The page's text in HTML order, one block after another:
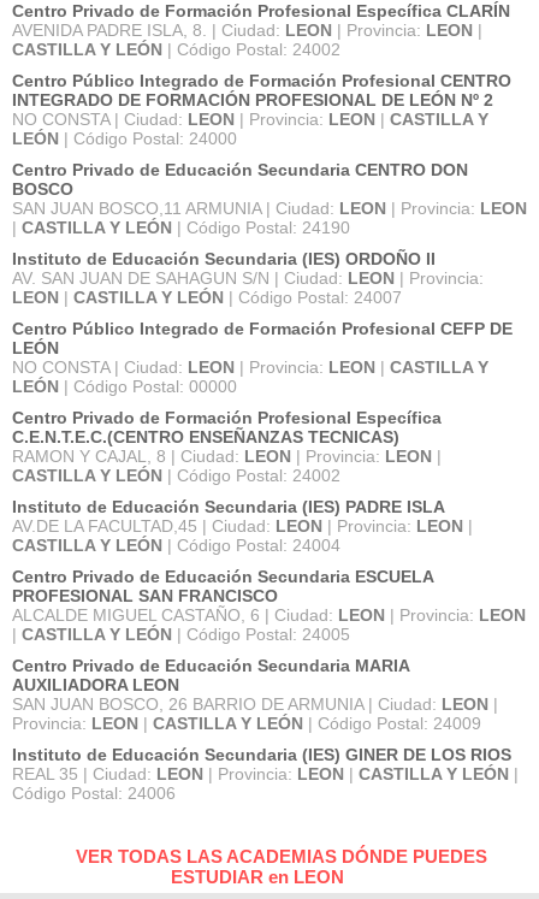
Centro Privado de Formación Profesional Específica CLARÍN
AVENIDA PADRE ISLA, 8. | Ciudad: LEON | Provincia: LEON |
CASTILLA Y LEÓN | Código Postal: 24002
Centro Público Integrado de Formación Profesional CENTRO
INTEGRADO DE FORMACIÓN PROFESIONAL DE LEÓN Nº 2
NO CONSTA | Ciudad: LEON | Provincia: LEON | CASTILLA Y
LEÓN | Código Postal: 24000
Centro Privado de Educación Secundaria CENTRO DON
BOSCO
SAN JUAN BOSCO,11 ARMUNIA | Ciudad: LEON | Provincia: LEON
| CASTILLA Y LEÓN | Código Postal: 24190
Instituto de Educación Secundaria (IES) ORDOÑO II
AV. SAN JUAN DE SAHAGUN S/N | Ciudad: LEON | Provincia:
LEON | CASTILLA Y LEÓN | Código Postal: 24007
Centro Público Integrado de Formación Profesional CEFP DE
LEÓN
NO CONSTA | Ciudad: LEON | Provincia: LEON | CASTILLA Y
LEÓN | Código Postal: 00000
Centro Privado de Formación Profesional Específica
C.E.N.T.E.C.(CENTRO ENSEÑANZAS TECNICAS)
RAMON Y CAJAL, 8 | Ciudad: LEON | Provincia: LEON |
CASTILLA Y LEÓN | Código Postal: 24002
Instituto de Educación Secundaria (IES) PADRE ISLA
AV.DE LA FACULTAD,45 | Ciudad: LEON | Provincia: LEON |
CASTILLA Y LEÓN | Código Postal: 24004
Centro Privado de Educación Secundaria ESCUELA
PROFESIONAL SAN FRANCISCO
ALCALDE MIGUEL CASTAÑO, 6 | Ciudad: LEON | Provincia: LEON
| CASTILLA Y LEÓN | Código Postal: 24005
Centro Privado de Educación Secundaria MARIA
AUXILIADORA LEON
SAN JUAN BOSCO, 26 BARRIO DE ARMUNIA | Ciudad: LEON |
Provincia: LEON | CASTILLA Y LEÓN | Código Postal: 24009
Instituto de Educación Secundaria (IES) GINER DE LOS RIOS
REAL 35 | Ciudad: LEON | Provincia: LEON | CASTILLA Y LEÓN |
Código Postal: 24006
VER TODAS LAS ACADEMIAS DÓNDE PUEDES
ESTUDIAR en LEON